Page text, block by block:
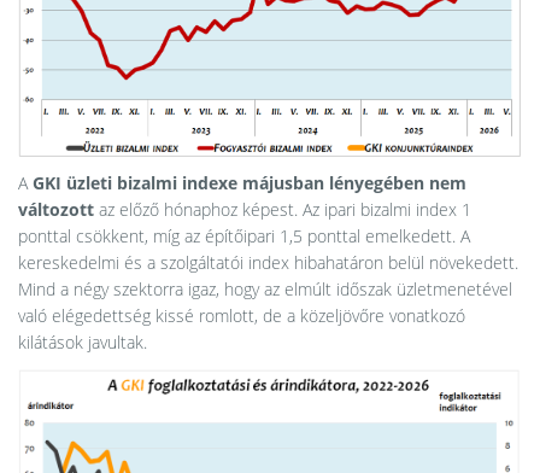
A GKI üzleti bizalmi indexe májusban lényegében nem
változott az előző hónaphoz képest. Az ipari bizalmi index 1
ponttal csökkent, míg az építőipari 1,5 ponttal emelkedett. A
kereskedelmi és a szolgáltatói index hibahatáron belül növekedett.
Mind a négy szektorra igaz, hogy az elmúlt időszak üzletmenetével
való elégedettség kissé romlott, de a közeljövőre vonatkozó
kilátások javultak.